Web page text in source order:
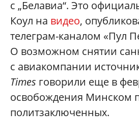
с „Белавиа“. Это
Коул на видео,
телеграм-каналом «Пул
О возможном снятии
с авиакомпании
Times говорили еще в
освобождения Минском
политзаключенных.